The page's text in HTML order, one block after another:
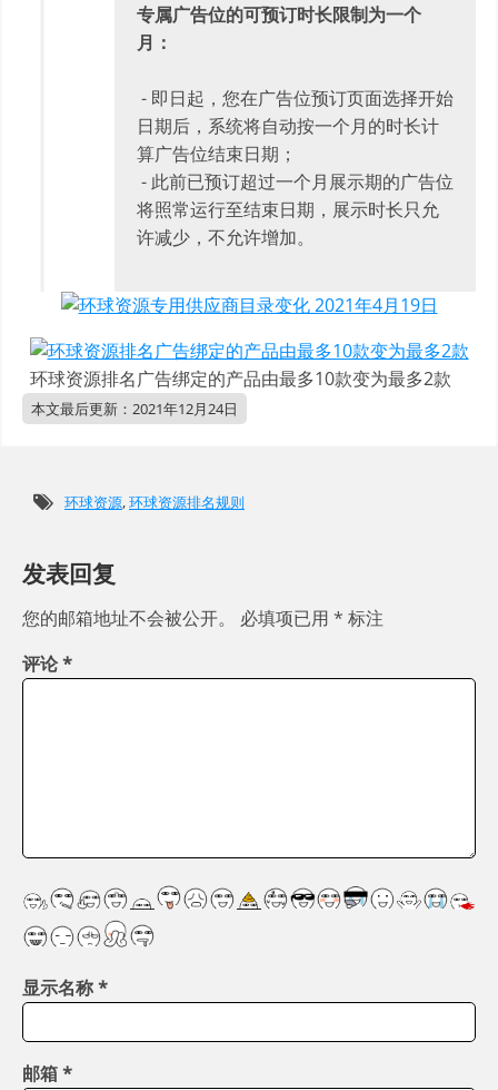
专属广告位的可预订时长限制为一个
月：
- 即日起，您在广告位预订页面选择开始
日期后，系统将自动按一个月的时长计
算广告位结束日期；
- 此前已预订超过一个月展示期的广告位
将照常运行至结束日期，展示时长只允
许减少，不允许增加。
环球资源排名广告绑定的产品由最多10款变为最多2款
本文最后更新： 2021年12月24日
环球资源,环球资源排名规则
发表回复
您的邮箱地址不会被公开。 必填项已用 * 标注
评论*
显示名称*
邮箱*